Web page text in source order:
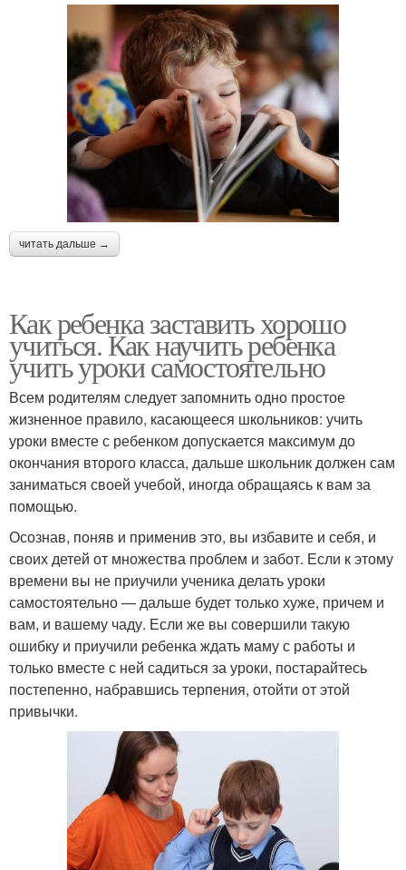
читать дальше →
Как ребенка заставить хорошо
учиться. Как научить ребенка
учить уроки самостоятельно
Всем родителям следует запомнить одно простое
жизненное правило, касающееся школьников: учить
уроки вместе с ребенком допускается максимум до
окончания второго класса, дальше школьник должен сам
заниматься своей учебой, иногда обращаясь к вам за
помощью.
Осознав, поняв и применив это, вы избавите и себя, и
своих детей от множества проблем и забот. Если к этому
времени вы не приучили ученика делать уроки
самостоятельно — дальше будет только хуже, причем и
вам, и вашему чаду. Если же вы совершили такую
ошибку и приучили ребенка ждать маму с работы и
только вместе с ней садиться за уроки, постарайтесь
постепенно, набравшись терпения, отойти от этой
привычки.